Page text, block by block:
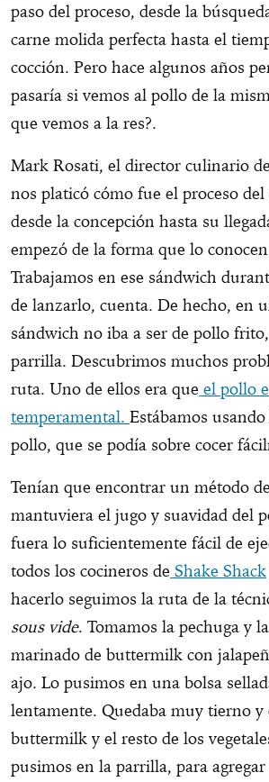
paso del proceso, desde la
carne molida perfecta hasta el
cocción. Pero hace algunos años
pasaría si vemos al pollo de la
que vemos a la res?.
Mark Rosati, el director culinario
nos platicó cómo fue el proceso del
desde la concepción hasta su
empezó de la forma que lo
Trabajamos en ese sándwich
de lanzarlo, cuenta. De hecho, en
sándwich no iba a ser de pollo
parrilla. Descubrimos muchos
ruta. Uno de ellos era que el pollo
temperamental. Estábamos
pollo, que se podía sobre cocer
Tenían que encontrar un método
mantuviera el jugo y suavidad del
fuera lo suficientemente fácil de
todos los cocineros de Shake Shack
hacerlo seguimos la ruta de la
sous vide. Tomamos la pechuga y
marinado de buttermilk con
ajo. Lo pusimos en una bolsa
lentamente. Quedaba muy tierno y
buttermilk y el resto de los
pusimos en la parrilla, para